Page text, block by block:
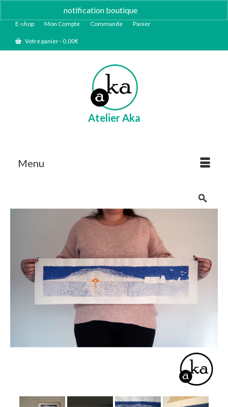
notification boutique
E-shop Mon Compte Commande Panier
Votre panier-0,00€
Atelier Aka
Menu